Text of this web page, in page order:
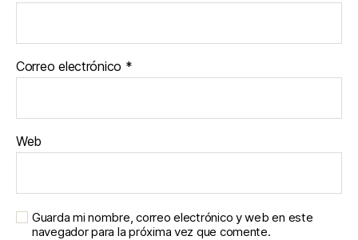
Correo electrónico *
Web
Guarda mi nombre, correo electrónico y web en este
navegador para la próxima vez que comente.